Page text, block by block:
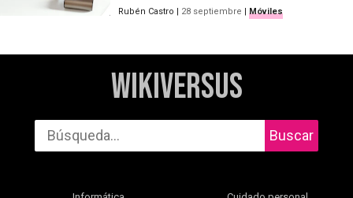
Rubén Castro | 28 septiembre | Móviles
WikiVersus
Buscar